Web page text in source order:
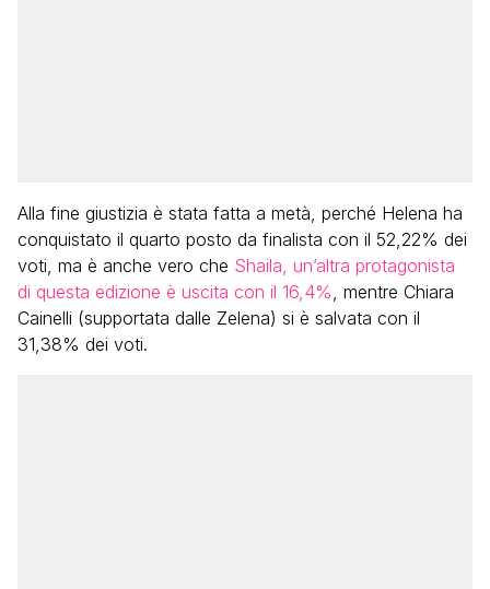
Alla fine giustizia è stata fatta a metà, perché Helena ha
conquistato il quarto posto da finalista con il 52,22% dei
voti, ma è anche vero che Shaila, un’altra protagonista
di questa edizione è uscita con il 16,4%, mentre Chiara
Cainelli (supportata dalle Zelena) si è salvata con il
31,38% dei voti.